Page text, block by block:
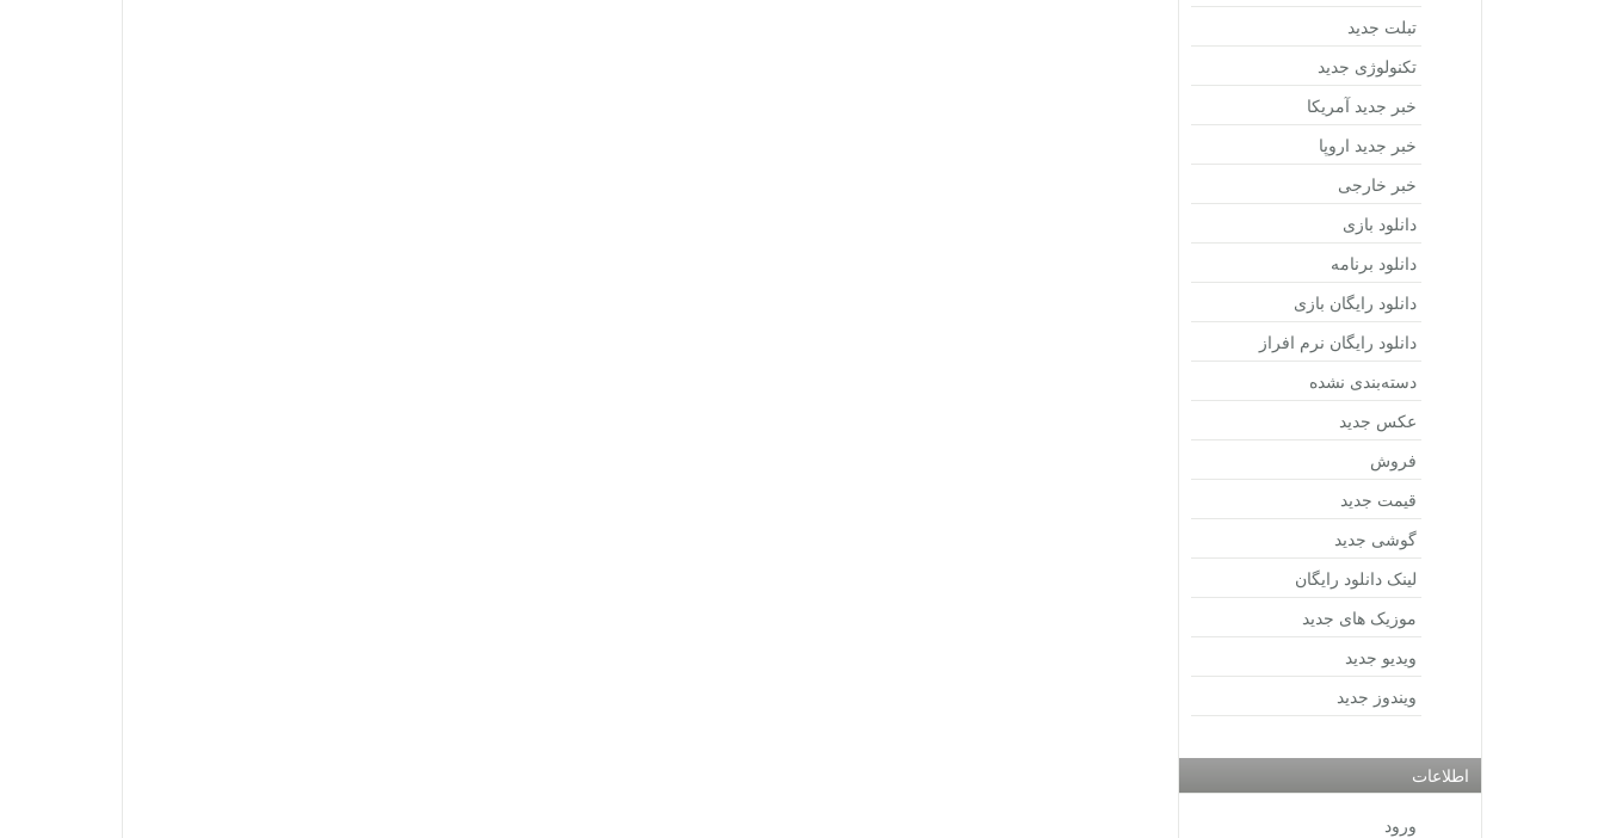
تبلت جدید
تکنولوژی جدید
خبر جدید آمریکا
خبر جدید اروپا
خبر خارجی
دانلود بازی
دانلود برنامه
دانلود رایگان بازی
دانلود رایگان نرم افراز
دسته‌بندی نشده
عکس جدید
فروش
قیمت جدید
گوشی جدید
لینک دانلود رایگان
موزیک های جدید
ویدیو جدید
ویندوز جدید
اطلاعات
ورود